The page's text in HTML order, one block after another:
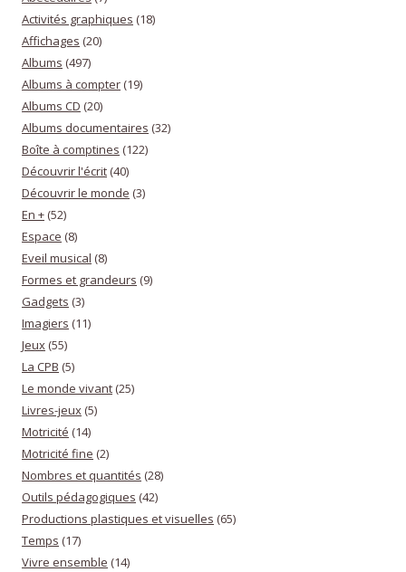
Activités graphiques (18)
Affichages (20)
Albums (497)
Albums à compter (19)
Albums CD (20)
Albums documentaires (32)
Boîte à comptines (122)
Découvrir l'écrit (40)
Découvrir le monde (3)
En + (52)
Espace (8)
Eveil musical (8)
Formes et grandeurs (9)
Gadgets (3)
Imagiers (11)
Jeux (55)
La CPB (5)
Le monde vivant (25)
Livres-jeux (5)
Motricité (14)
Motricité fine (2)
Nombres et quantités (28)
Outils pédagogiques (42)
Productions plastiques et visuelles (65)
Temps (17)
Vivre ensemble (14)